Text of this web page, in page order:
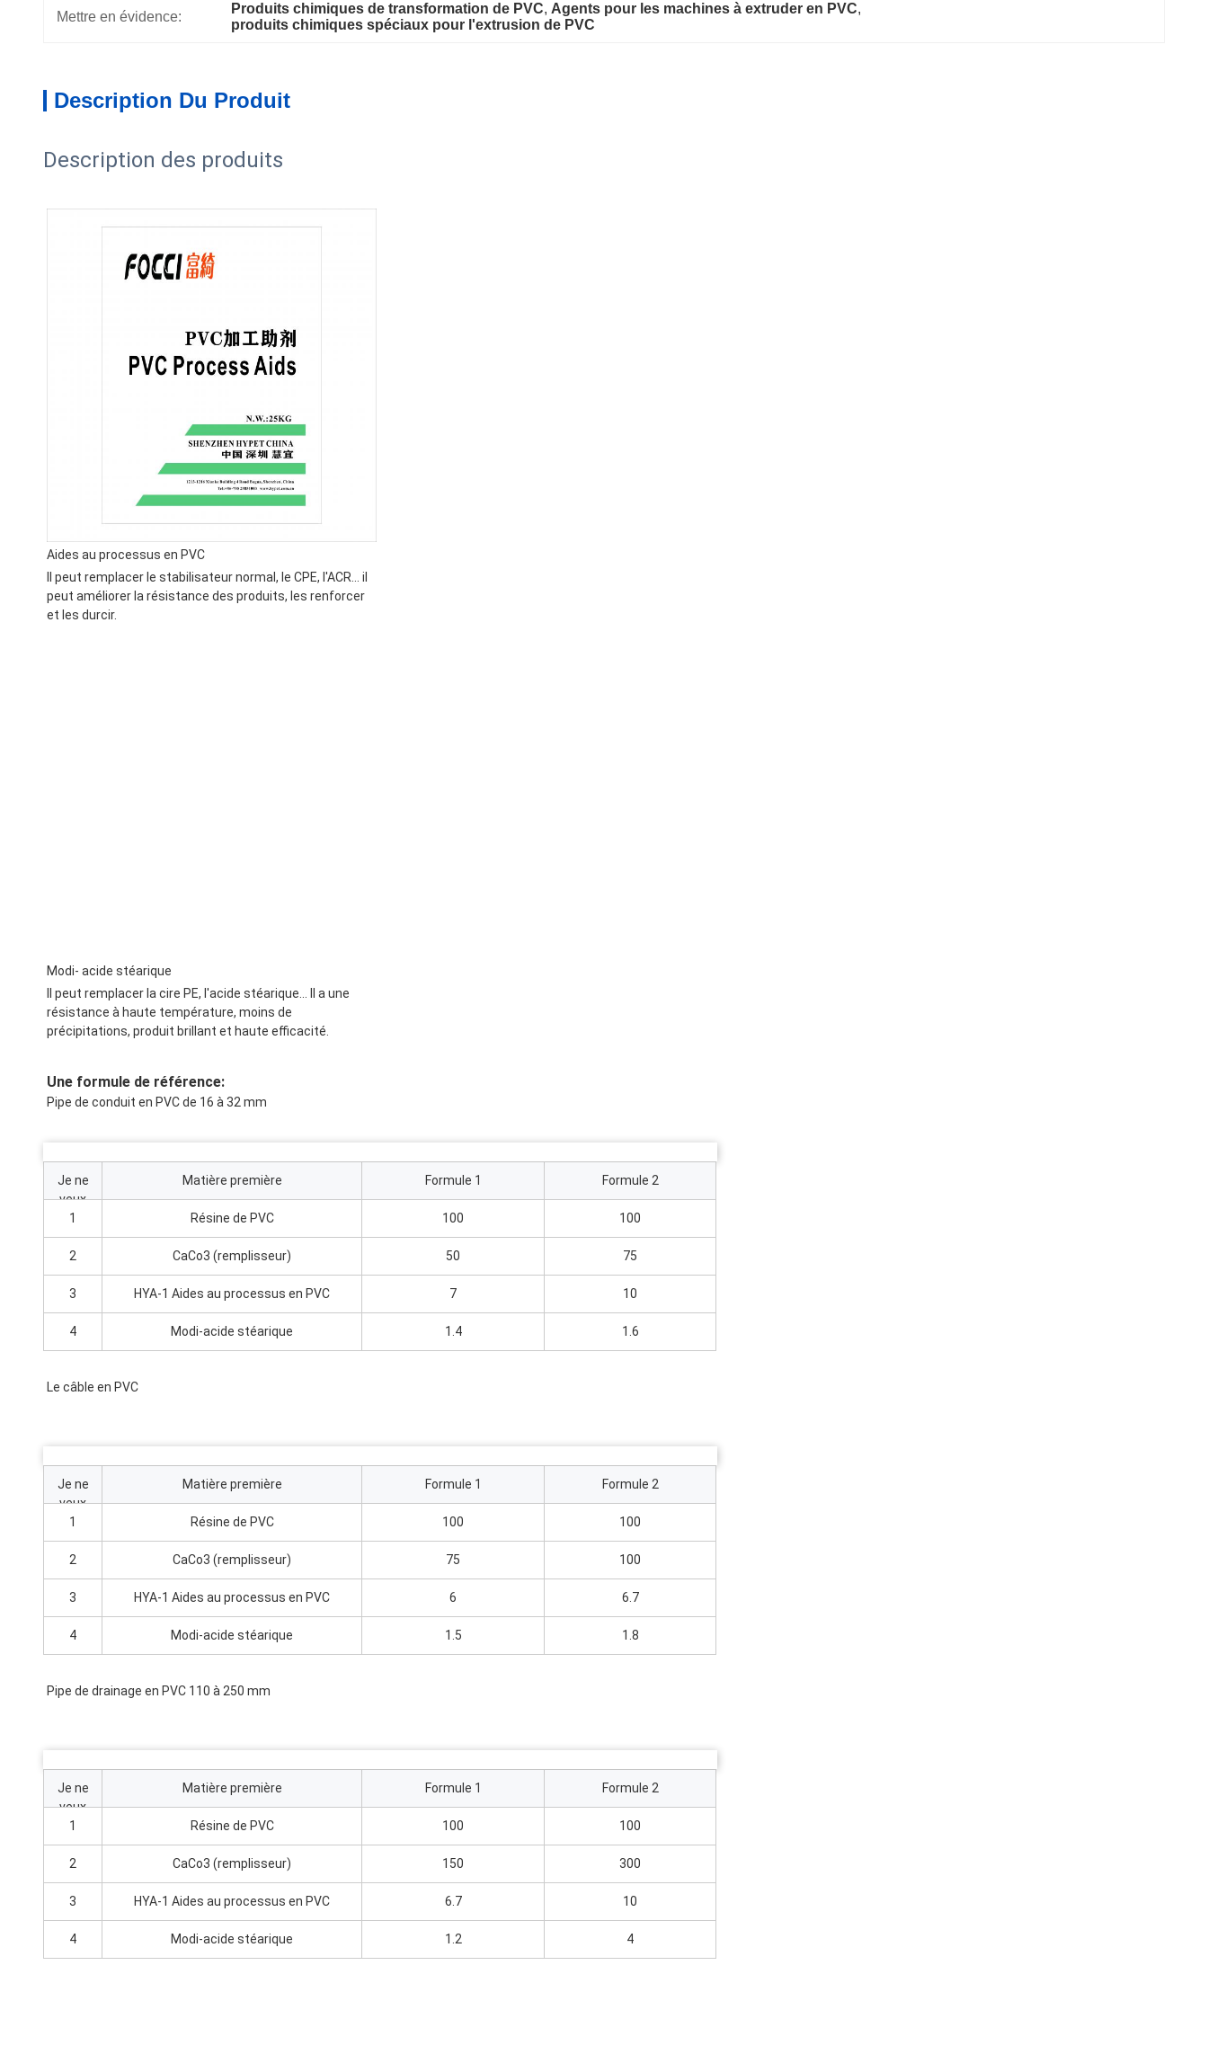
Mettre en évidence:
Produits chimiques de transformation de PVC, Agents pour les machines à extruder en PVC
produits chimiques spéciaux pour l'extrusion de PVC
Description Du Produit
Description des produits
Aides au processus en PVC
Il peut remplacer le stabilisateur normal, le CPE, l'ACR... il
peut améliorer la résistance des produits, les renforcer
et les durcir.
Modi- acide stéarique
Il peut remplacer la cire PE, l'acide stéarique... Il a une
résistance à haute température, moins de
précipitations, produit brillant et haute efficacité.
Une formule de référence:
Pipe de conduit en PVC de 16 à 32 mm
Je ne
veux
pas.
Matière première Formule 1 Formule 2
1 Résine de PVC 100 100
2 CaCo3 (remplisseur) 50 75
3 HYA-1 Aides au processus en PVC 7 10
4 Modi-acide stéarique 1.4 1.6
Le câble en PVC
Je ne
veux
pas.
Matière première Formule 1 Formule 2
1 Résine de PVC 100 100
2 CaCo3 (remplisseur) 75 100
3 HYA-1 Aides au processus en PVC 6 6.7
4 Modi-acide stéarique 1.5 1.8
Pipe de drainage en PVC 110 à 250 mm
Je ne
veux
pas.
Matière première Formule 1 Formule 2
1 Résine de PVC 100 100
2 CaCo3 (remplisseur) 150 300
3 HYA-1 Aides au processus en PVC 6.7 10
4 Modi-acide stéarique 1.2 4